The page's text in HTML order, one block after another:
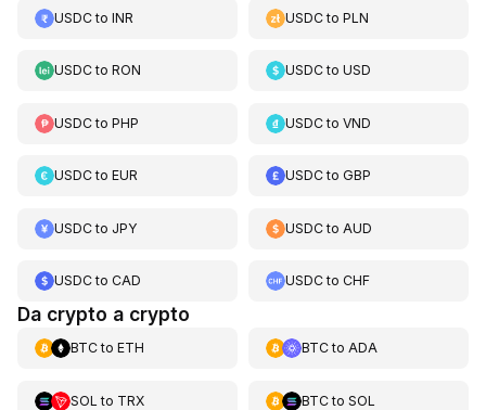
USDCto INR USDCtoPLN
USDCto RON USDCtoUSD
USDCto PHP USDCtoVND
USDCto EUR USDCtoGBP
USDCto JPY USDCto AUD
USDCto CAD USDCtoCHF
Da crypto a crypto
BTCto ETH BTCto ADA
SOL to TRX BTCto SOL